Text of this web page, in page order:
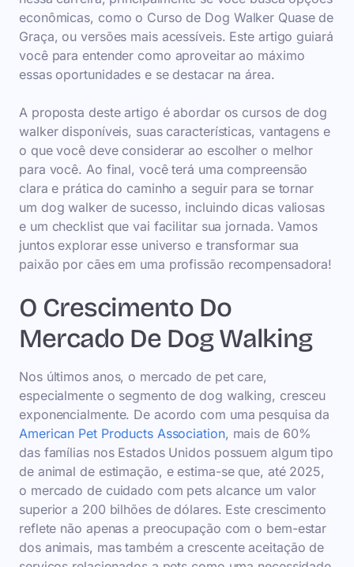
econômicas, como o Curso de Dog Walker Quase de
Graça, ou versões mais acessíveis. Este artigo guiará
você para entender como aproveitar ao máximo
essas oportunidades e se destacar na área.
A proposta deste artigo é abordar os cursos de dog
walker disponíveis, suas características, vantagens e
o que você deve considerar ao escolher o melhor
para você. Ao final, você terá uma compreensão
clara e prática do caminho a seguir para se tornar
um dog walker de sucesso, incluindo dicas valiosas
e um checklist que vai facilitar sua jornada. Vamos
juntos explorar esse universo e transformar sua
paixão por cães em uma profissão recompensadora!
O Crescimento Do
Mercado De Dog Walking
Nos últimos anos, o mercado de pet care,
especialmente o segmento de dog walking, cresceu
exponencialmente. De acordo com uma pesquisa da
American Pet Products Association, mais de 60%
das famílias nos Estados Unidos possuem algum tipo
de animal de estimação, e estima-se que, até 2025,
o mercado de cuidado com pets alcance um valor
superior a 200 bilhões de dólares. Este crescimento
reflete não apenas a preocupação com o bem-estar
dos animais, mas também a crescente aceitação de